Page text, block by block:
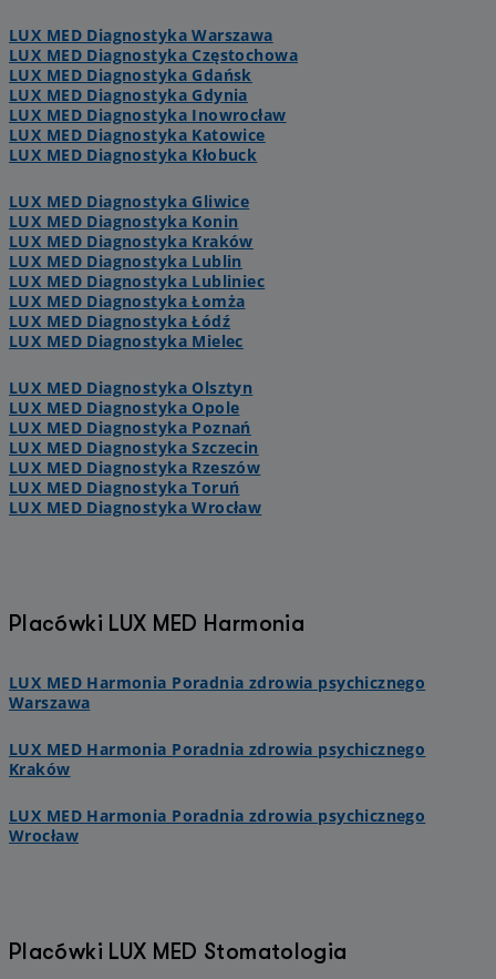
LUX MED Diagnostyka Warszawa
LUX MED Diagnostyka Częstochowa
LUX MED Diagnostyka Gdańsk
LUX MED Diagnostyka Gdynia
LUX MED Diagnostyka Inowrocław
LUX MED Diagnostyka Katowice
LUX MED Diagnostyka Kłobuck
LUX MED Diagnostyka Gliwice
LUX MED Diagnostyka Konin
LUX MED Diagnostyka Kraków
LUX MED Diagnostyka Lublin
LUX MED Diagnostyka Lubliniec
LUX MED Diagnostyka Łomża
LUX MED Diagnostyka Łódź
LUX MED Diagnostyka Mielec
LUX MED Diagnostyka Olsztyn
LUX MED Diagnostyka Opole
LUX MED Diagnostyka Poznań
LUX MED Diagnostyka Szczecin
LUX MED Diagnostyka Rzeszów
LUX MED Diagnostyka Toruń
LUX MED Diagnostyka Wrocław
Placówki LUX MED Harmonia
LUX MED Harmonia Poradnia zdrowia psychicznego
Warszawa
LUX MED Harmonia Poradnia zdrowia psychicznego
Kraków
LUX MED Harmonia Poradnia zdrowia psychicznego
Wrocław
Placówki LUX MED Stomatologia